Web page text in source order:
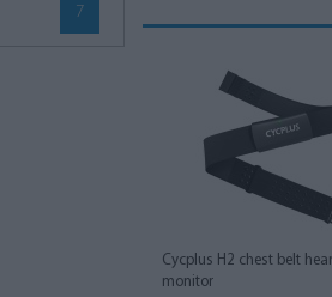
7
Cycplus H2 chest belt
monitor